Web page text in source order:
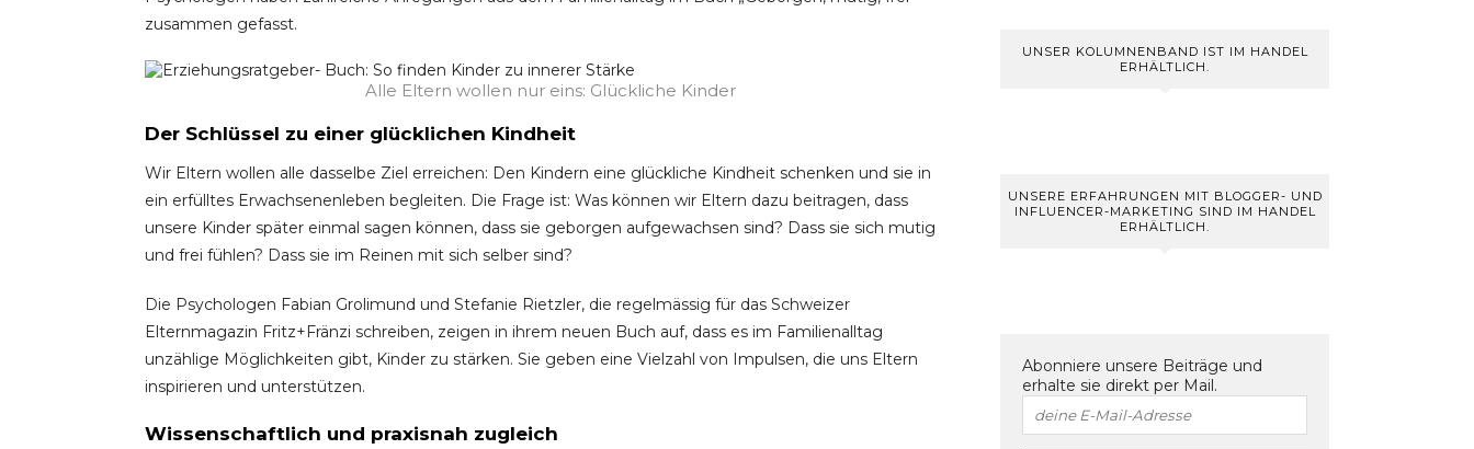
zusammen gefasst.
Alle Eltern wollen nur eins: Glückliche Kinder
Der Schlüssel zu einer glücklichen Kindheit
Wir Eltern wollen alle dasselbe Ziel erreichen: Den Kindern eine glückliche Kindheit schenken und sie in
ein erfülltes Erwachsenenleben begleiten. Die Frage ist: Was können wir Eltern dazu beitragen, dass
unsere Kinder später einmal sagen können, dass sie geborgen aufgewachsen sind? Dass sie sich mutig
und frei fühlen? Dass sie im Reinen mit sich selber sind?
Die Psychologen Fabian Grolimund und Stefanie Rietzler, die regelmässig für das Schweizer
Elternmagazin Fritz+Fränzi schreiben, zeigen in ihrem neuen Buch auf, dass es im Familienalltag
unzählige Möglichkeiten gibt, Kinder zu stärken. Sie geben eine Vielzahl von Impulsen, die uns Eltern
inspirieren und unterstützen.
Wissenschaftlich und praxisnah zugleich
UNSER KOLUMNENBAND IST IM HANDEL
ERHÄLTLICH.
UNSERE ERFAHRUNGEN MIT BLOGGER- UND
INFLUENCER-MARKETING SIND IM HANDEL
ERHÄLTLICH.
Abonniere unsere Beiträge und
erhalte sie direkt per Mail.